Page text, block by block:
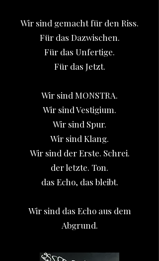
Wir sind gemacht für den Riss.
Für das Dazwischen.
Für das Unfertige.
Für das Jetzt.
Wir sind MONSTRA.
Wir sind Vestigium.
Wir sind Spur.
Wir sind Klang.
Wir sind der Erste. Schrei.
der letzte. Ton.
das Echo, das bleibt.
Wir sind das Echo aus dem
Abgrund.